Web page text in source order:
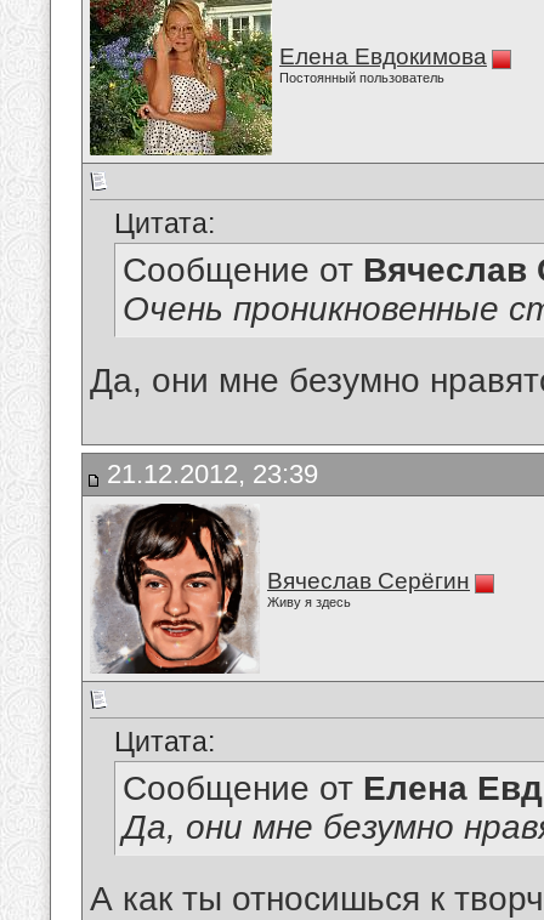
Елена Евдокимова
Постоянный пользователь
Цитата:
Сообщение от Вячеслав
Очень проникновенные
Да, они мне безумно
21.12.2012, 23:39
Вячеслав Серёгин
Живу я здесь
Цитата:
Сообщение от Елена
Да, они мне безумно
А как ты относишься к